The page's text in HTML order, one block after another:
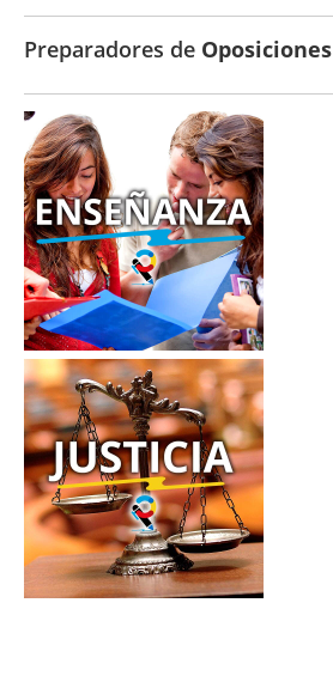
Preparadores de Oposiciones